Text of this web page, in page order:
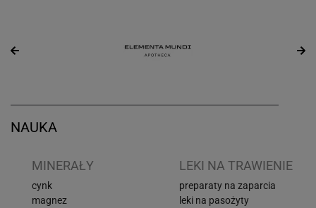
NAUKA
MINERAŁY
cynk
magnez
LEKI NA TRAWIENIE
preparaty na zaparcia
leki na pasożyty